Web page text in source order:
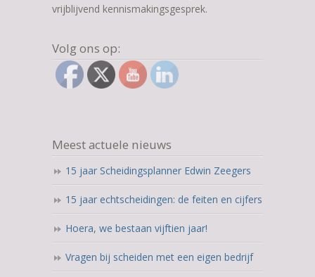
vrijblijvend kennismakingsgesprek.
Volg ons op:
Meest actuele nieuws
15 jaar Scheidingsplanner Edwin Zeegers
15 jaar echtscheidingen: de feiten en cijfers
Hoera, we bestaan vijftien jaar!
Vragen bij scheiden met een eigen bedrijf